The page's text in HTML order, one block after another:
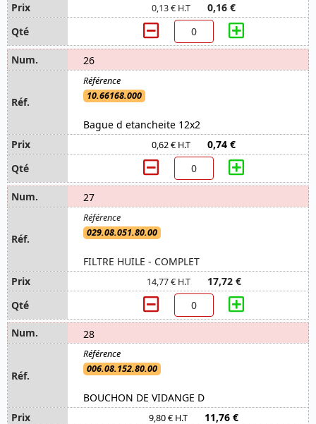
0,13 € H.T 0,16 €
26
10.66168.000
Bague d etancheite 12x2
0,62 € H.T 0,74 €
27
029.08.051.80.00
FILTRE HUILE - COMPLET
14,77 € H.T 17,72 €
28
006.08.152.80.00
BOUCHON DE VIDANGE D
9,80 € H.T 11,76 €